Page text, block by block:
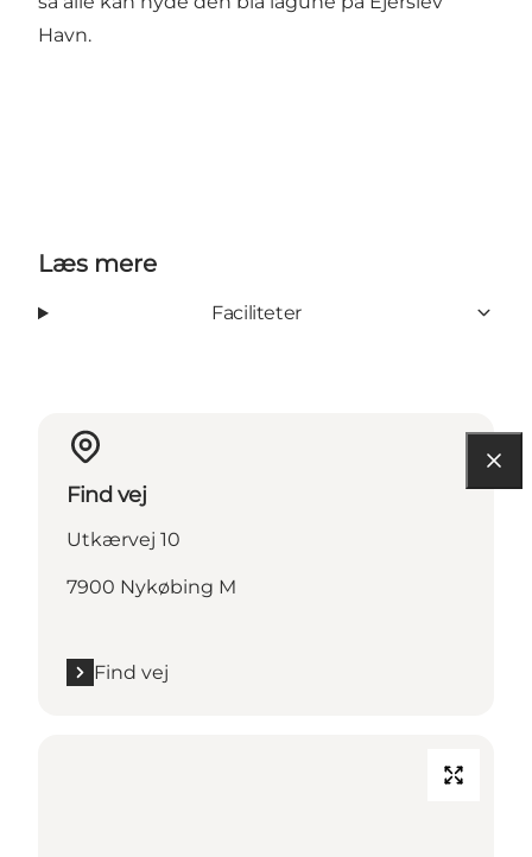
Havn.
Læs mere
Faciliteter
Find vej
Utkærvej 10
7900 Nykøbing M
Find vej